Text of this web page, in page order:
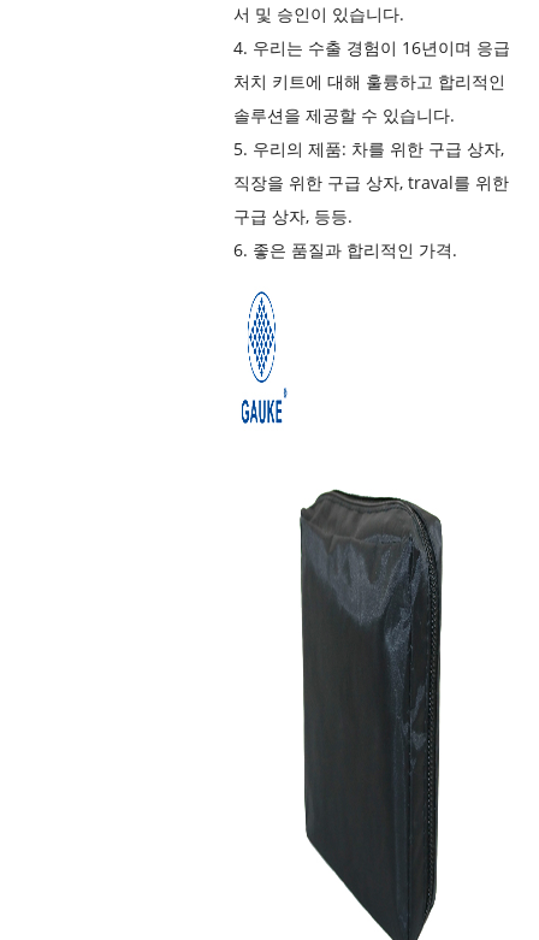
서 및 승인이 있습니다.
4. 우리는 수출 경험이 16년이며 응급
처치 키트에 대해 훌륭하고 합리적인
솔루션을 제공할 수 있습니다.
5. 우리의 제품: 차를 위한 구급 상자,
직장을 위한 구급 상자, traval를 위한
구급 상자, 등등.
6. 좋은 품질과 합리적인 가격.